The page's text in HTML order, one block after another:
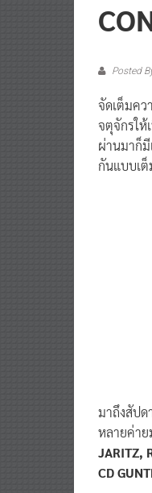
Posted
จัดเต็มคว
จตุจักรให้
ผ่านมาก็
กันแบบเต็
มาถึงสัป
หลายค่าย
JARITZ,
CD